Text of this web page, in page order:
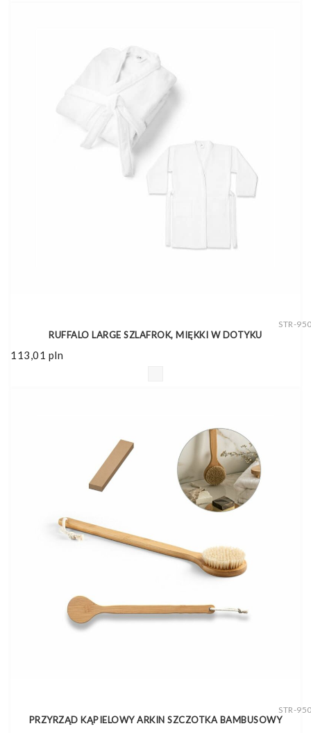
STR-
RUFFALO LARGE SZLAFROK, MIĘKKI W DOTYKU
113,01 pln
STR-
PRZYRZĄD KĄPIELOWY ARKIN SZCZOTKA BAMBUSOWY